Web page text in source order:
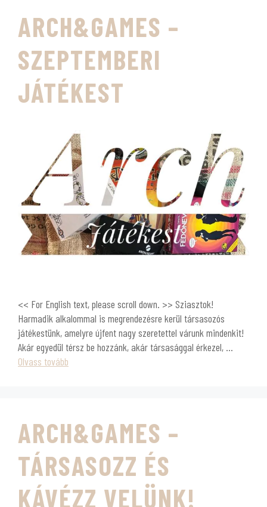
ARCH&GAMES –
SZEPTEMBERI
JÁTÉKEST
<< For English text, please scroll down. >> Sziasztok!
Harmadik alkalommal is megrendezésre kerül társasozós
játékestünk, amelyre újfent nagy szeretettel várunk mindenkit!
Akár egyedül térsz be hozzánk, akár társasággal érkezel, …
Olvass tovább
ARCH&GAMES –
TÁRSASOZZ ÉS
KÁVÉZZ VELÜNK!